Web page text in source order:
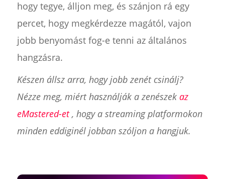
hogy tegye, álljon meg, és szánjon rá egy
percet, hogy megkérdezze magától, vajon
jobb benyomást fog-e tenni az általános
hangzásra.
Készen állsz arra, hogy jobb zenét csinálj?
Nézze meg, miért használják a zenészek az
eMastered-et , hogy a streaming platformokon
minden eddiginél jobban szóljon a hangjuk.